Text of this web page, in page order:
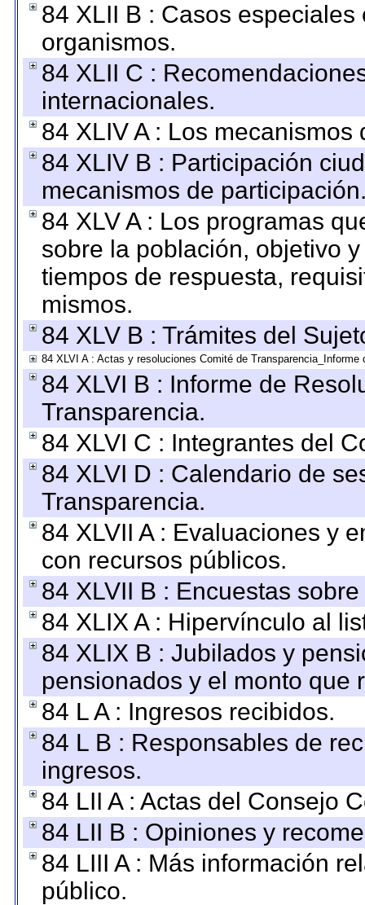
84 XLII B : Casos
organismos.
84 XLII C :
internacionales.
84 XLIV A : Los
84 XLIV B : Participación
mecanismos de
84 XLV A : Los programas
sobre la población, objetivo
tiempos de respuesta,
mismos.
84 XLV B : Trámites del
84 XLVI A : Actas y resoluciones Comité de
84 XLVI B : Informe de
Transparencia.
84 XLVI C : Integrantes del
84 XLVI D : Calendario de
Transparencia.
84 XLVII A : Evaluaciones y
con recursos públicos.
84 XLVII B : Encuestas
84 XLIX A : Hipervínculo al
84 XLIX B : Jubilados y
pensionados y el monto que
84 L A : Ingresos recibidos.
84 L B : Responsables de
ingresos.
84 LII A : Actas del Consejo
84 LII B : Opiniones y
84 LIII A : Más información
público.